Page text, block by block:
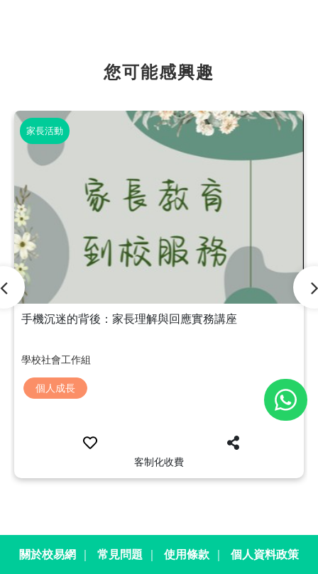
您可能感興趣
家長活動
手機沉迷的背後：家長理解與回應實務講座
學校社會工作組
個人成長
客制化收費
關於校易網 ｜ 常見問題 ｜ 使用條款 ｜ 個人資料政策